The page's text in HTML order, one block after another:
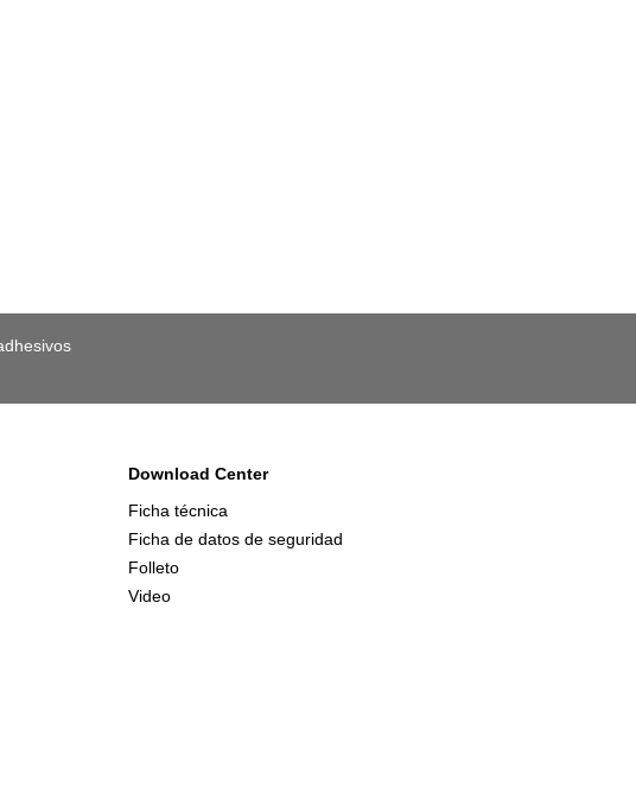
Download Center
Ficha técnica
Ficha de datos de seguridad
Folleto
Video